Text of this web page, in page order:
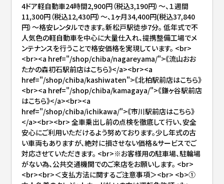
4ドア軽自動車24時間2,900円（税込3,190円）～、１週間
11,300円（税込12,430円）～、1ヶ月34,400円(税込37,840
円）～格安レンタルできます。新松戸駅徒歩7分。 低年式で不
人気色の軽自動車を中心に大量仕入れ、提携整備工場でメ
ンテナンスを行うことで格安価格を実現しています。 <br>
<br><a href="/shop/chiba/nagareyama/">《流山おお
たかの森初石駅前店はこちら》</a><br><a
href="/shop/chiba/kashiwaten">《北柏駅前店はこちら》
<br><a href="/shop/chiba/kamagaya/">《鎌ヶ谷駅前店
はこちら》</a><br><a
href="/shop/chiba/ichikawa/">《市川駅前店はこちら》
</a><br><br> 全車乗出し前の点検を徹底して行い、安全
安心にご利用いただけるよう努めております。少し年式の古
い車両もありますが、絶対に損させない価格＆サービスでご
対応させていただきます。 <br>※お客様用の駐車場、駐輪場
がない為、公共交通機関でのご来店をお願いします。 <br>
<br><br>＜支払方法に関するご注意事項＞<br> <b>①